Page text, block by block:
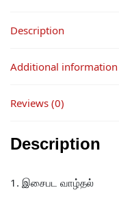
Description
Additional information
Reviews (0)
Description
1. இசைபட வாழ்தல்